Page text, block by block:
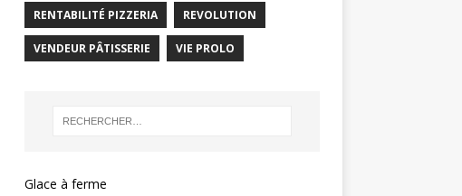
RENTABILITÉ PIZZERIA REVOLUTION
VENDEUR PÂTISSERIE VIE PROLO
Glace à ferme